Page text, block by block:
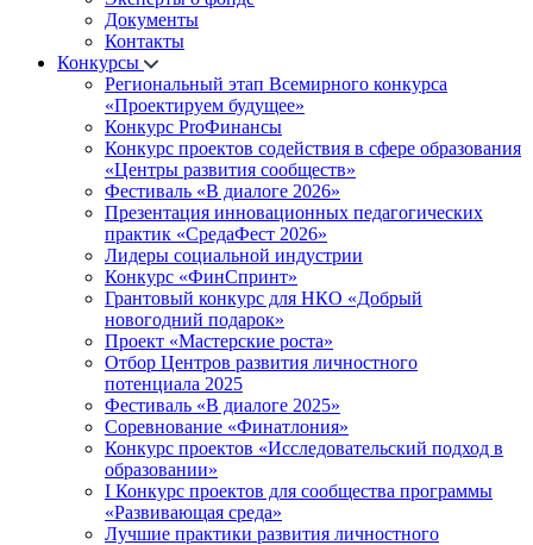
Документы
Контакты
Конкурсы
Региональный этап Всемирного конкурса
«Проектируем будущее»
Конкурс ProФинансы
Конкурс проектов содействия в сфере образования
«Центры развития сообществ»
Фестиваль «В диалоге 2026»
Презентация инновационных педагогических
практик «СредаФест 2026»
Лидеры социальной индустрии
Конкурс «ФинСпринт»
Грантовый конкурс для НКО «Добрый
новогодний подарок»
Проект «Мастерские роста»
Отбор Центров развития личностного
потенциала 2025
Фестиваль «В диалоге 2025»
Соревнование «Финатлония»
Конкурс проектов «Исследовательский подход в
образовании»
I Конкурс проектов для сообщества программы
«Развивающая среда»
Лучшие практики развития личностного